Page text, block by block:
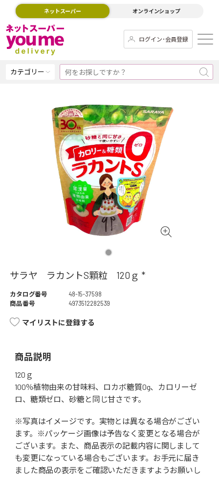
ネットスーパー オンラインショップ
ログイン･会員登録
カテゴリー
サラヤ ラカントS顆粒 120ｇ *
カタログ番号
48-15-37598
商品番号
4973512282539
マイリストに登録する
商品説明
120ｇ
100％植物由来の甘味料、ロカボ糖質0g、カロリーゼ
ロ、糖類ゼロ、砂糖と同じ甘さです。
※写真はイメージです。実物とは異なる場合がござい
ます。※パッケージ画像は予告なく変更となる場合が
ございます。また、商品表示の記載内容に関しまして
も変更になっている場合もございます。お手元に届き
ました商品の表示をご確認いただきますようお願いし